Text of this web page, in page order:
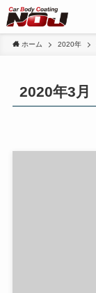
ホーム 2020年
2020年3月